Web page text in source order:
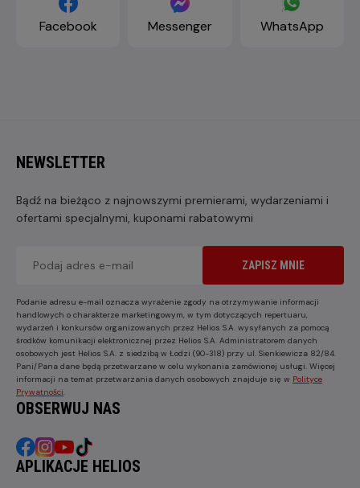
Facebook Messenger WhatsApp
NEWSLETTER
Bądź na bieżąco z najnowszymi premierami, wydarzeniami i
ofertami specjalnymi, kuponami rabatowymi
ZAPISZ MNIE
Podanie adresu e-mail oznacza wyrażenie zgody na otrzymywanie informacji
handlowych o charakterze marketingowym, w tym dotyczących repertuaru,
wydarzeń i konkursów organizowanych przez Helios S.A. wysyłanych za pomocą
środków komunikacji elektronicznej przez Helios S.A. Administratorem danych
osobowych jest Helios S.A. z siedzibą w Łodzi (90-318) przy ul. Sienkiewicza 82/84.
Pani/Pana dane będą przetwarzane w celu wykonania zamówionej usługi. Więcej
informacji na temat przetwarzania danych osobowych znajduje się w Polityce
Prywatności
OBSERWUJ NAS
APLIKACJE HELIOS